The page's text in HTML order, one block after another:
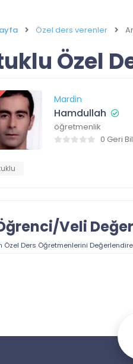
Özel ders verenler
Özel
Mardin
Hamdullah
öğretmenlik
0 Geri
Veli
Özel Ders Öğretmenlerini